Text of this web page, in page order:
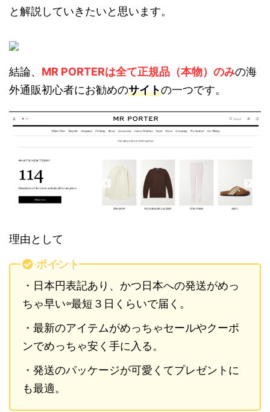
と解説していきたいと思います。
結論、 MR PORTERは全て正規品（本物）のみの海
外通販初心者にお勧めのサイトの一つです。
理由として
ポイント
・日本円表記あり、かつ日本への発送がめっ
ちゃ早い⇦最短３日くらいで届く。
・最新のアイテムがめっちゃセールやクーポ
ンでめっちゃ安く手に入る。
・発送のパッケージが可愛くてプレゼントに
も最適。